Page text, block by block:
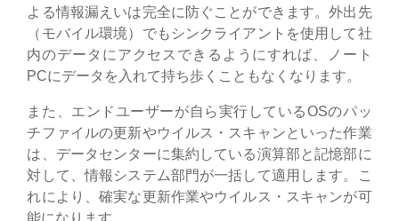
よる情報漏えいは完全に防ぐことができます。外出先
（モバイル環境）でもシンクライアントを使用して社
内のデータにアクセスできるようにすれば、ノート
PCにデータを入れて持ち歩くこともなくなります。
また、エンドユーザーが自ら実行しているOSのパッ
チファイルの更新やウイルス・スキャンといった作業
は、データセンターに集約している演算部と記憶部に
対して、情報システム部門が一括して適用します。こ
れにより、確実な更新作業やウイルス・スキャンが可
能になります。